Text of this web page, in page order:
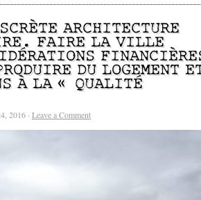
ARCHITECTURE
FAIRE LA VILLE
DU LOGEMENT
À LA « QUALITÉ
2016 · Leave a Comment